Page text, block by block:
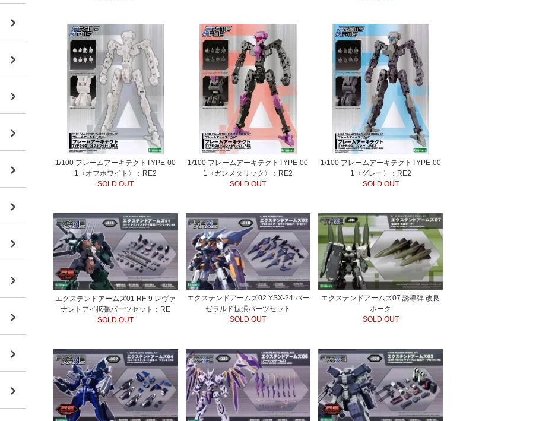
1/100 フレームアーキテクトTYPE-00
1〈オフホワイト〉：RE2
SOLD OUT
1/100 フレームアーキテクトTYPE-00
1〈ガンメタリック〉：RE2
SOLD OUT
1/100 フレームアーキテクトTYPE-00
1〈グレー〉：RE2
SOLD OUT
エクステンドアームズ01 RF-9 レヴァ
ナントアイ拡張パーツセット：RE
SOLD OUT
エクステンドアームズ02 YSX-24 バー
ゼラルド拡張パーツセット
SOLD OUT
エクステンドアームズ07 誘導弾 改良
ホーク
SOLD OUT